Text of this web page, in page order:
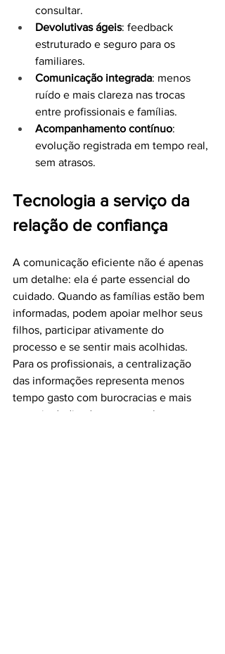
consultar.
Devolutivas ágeis: feedback
estruturado e seguro para os
familiares.
Comunicação integrada: menos
ruído e mais clareza nas trocas
entre profissionais e famílias.
Acompanhamento contínuo:
evolução registrada em tempo real,
sem atrasos.
Tecnologia a serviço da
relação de confiança
A comunicação eficiente não é apenas
um detalhe: ela é parte essencial do
cuidado. Quando as famílias estão bem
informadas, podem apoiar melhor seus
filhos, participar ativamente do
processo e se sentir mais acolhidas.
Para os profissionais, a centralização
das informações representa menos
tempo gasto com burocracias e mais
energia dedicada ao que realmente